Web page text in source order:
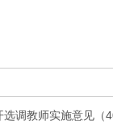
调教师实施意见（